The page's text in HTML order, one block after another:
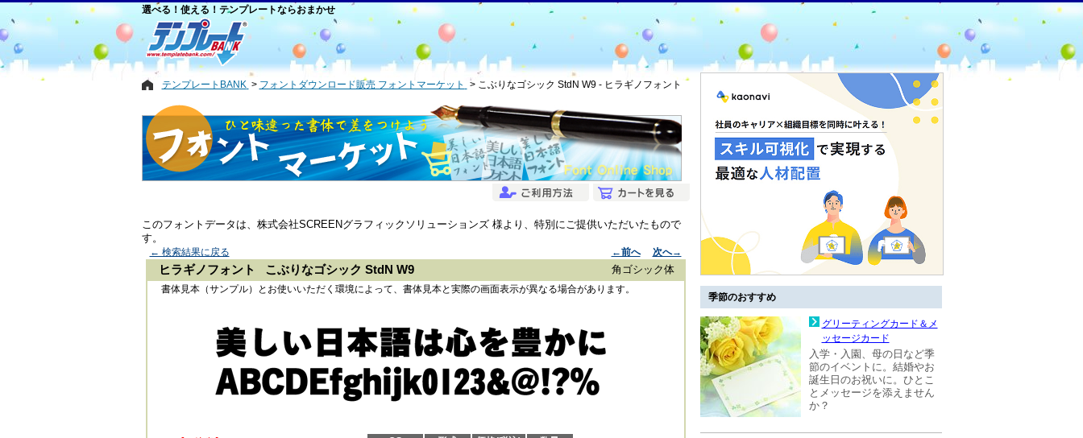
選べる！使える！テンプレートならおまかせ
テンプレートBANK フォントダウンロード販売 フォントマーケット こぶりなゴシック StdN W9 - ヒラギノフォント
このフォントデータは、株式会社SCREENグラフィックソリューションズ 様より、特別にご提供いただいたもので
す。
← 検索結果に戻る ←前へ 次へ→
ヒラギノフォント こぶりなゴシック StdN W9 角ゴシック体
書体見本（サンプル）とお使いいただく環境によって、書体見本と実際の画面表示が異なる場合があります。
季節のおすすめ
グリーティングカード＆メ
ッセージカード
入学・入園、母の日など季
節のイベントに。結婚やお
誕生日のお祝いに。ひとこ
とメッセージを添えません
か？